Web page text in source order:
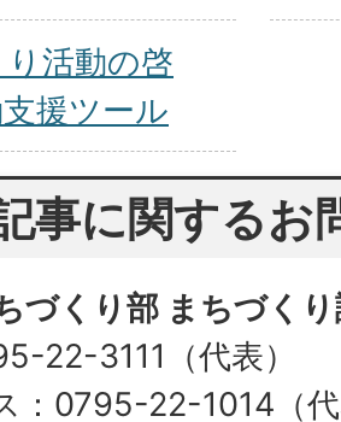
活動の啓
援ツール
事に関するお
づくり部 まちづく
22-3111（代表）
：0795-22-1014（